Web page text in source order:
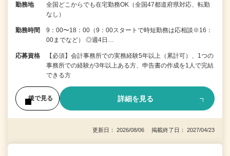
勤務地
全国どこからでも在宅勤務OK（全国47都道府県対応、転勤
なし）
勤務時間
9：00〜18：00（9：00スタートで時短勤務は応相談※16：
00までなど） ◎週4日…
応募資格
【必須】会計事務所での実務経験5年以上（累計可）、1つの
事務所での経験が3年以上ある方、申告書の作成を1人で完結
できる方
後で見る 詳細を見る
更新日： 2026/08/06 掲載終了日： 2027/04/23